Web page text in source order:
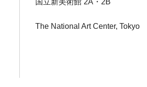
国立新美術館 2A・2B
The National Art Center, Tokyo